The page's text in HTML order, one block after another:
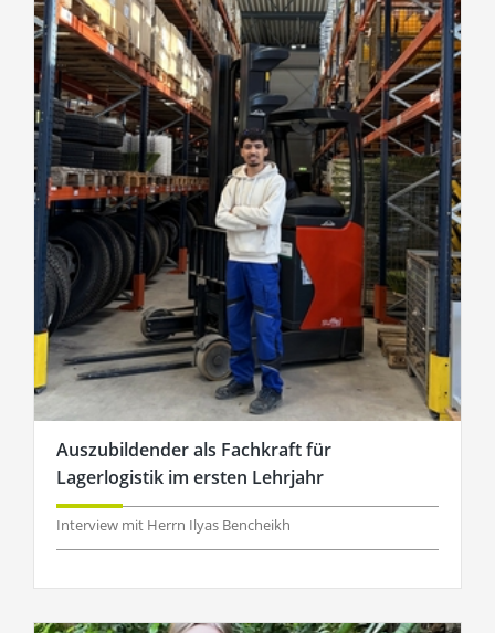
Auszubildender als Fachkraft für
Lagerlogistik im ersten Lehrjahr
Interview mit Herrn Ilyas Bencheikh